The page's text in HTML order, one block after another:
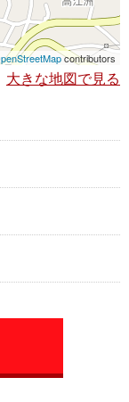
contributors
大きな地図で見る